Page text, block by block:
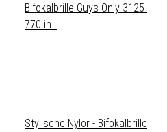
Stylische Nylor - Bifokalbrille